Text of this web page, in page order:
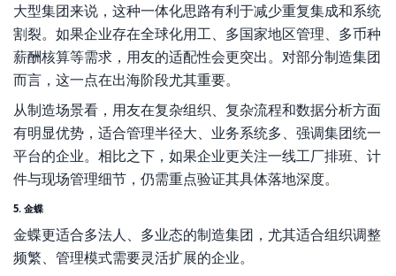
大型集团来说，这种一体化思路有利于减少重复集成和系统
割裂。如果企业存在全球化用工、多国家地区管理、多币种
薪酬核算等需求，用友的适配性会更突出。对部分制造集团
而言，这一点在出海阶段尤其重要。
从制造场景看，用友在复杂组织、复杂流程和数据分析方面
有明显优势，适合管理半径大、业务系统多、强调集团统一
平台的企业。相比之下，如果企业更关注一线工厂排班、计
件与现场管理细节，仍需重点验证其具体落地深度。
5. 金蝶
金蝶更适合多法人、多业态的制造集团，尤其适合组织调整
频繁、管理模式需要灵活扩展的企业。